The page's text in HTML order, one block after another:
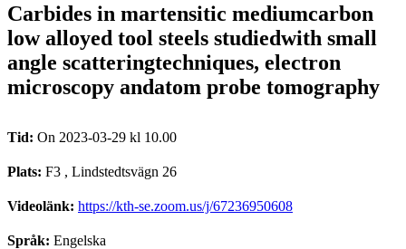
Carbides in martensitic mediumcarbon
low alloyed tool steels studiedwith small
angle scatteringtechniques, electron
microscopy andatom probe tomography
Tid: On 2023-03-29 kl 10.00
Plats: F3 , Lindstedtsvägn 26
Videolänk: https://kth-se.zoom.us/j/67236950608
Språk: Engelska